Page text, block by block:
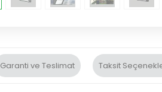
Garanti ve Teslimat Taksit